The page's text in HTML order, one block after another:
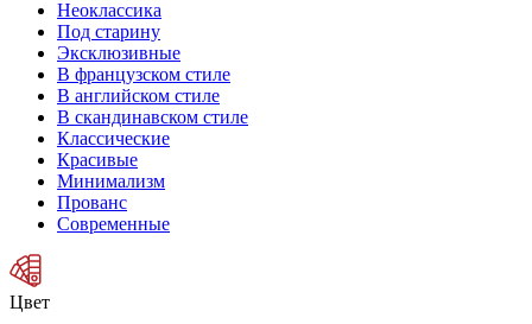
Неоклассика
Под старину
Эксклюзивные
В французском стиле
В английском стиле
В скандинавском стиле
Классические
Красивые
Минимализм
Прованс
Современные
Цвет